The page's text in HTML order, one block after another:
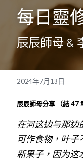
活動訊息
Harvest Choir
晨禱靈修
主題查經
父母團契
受洗見證
主日直播
靈修小語
信望愛團契
探訪之行2023
聯絡我們
聯絡方式
靈修部落格
繁體中文
繁體中文
每日靈
辰辰師母 &
2024年7月18日
辰辰師母分享 （結 47
在河这边与那边
可作食物，叶子
新果子，因为这